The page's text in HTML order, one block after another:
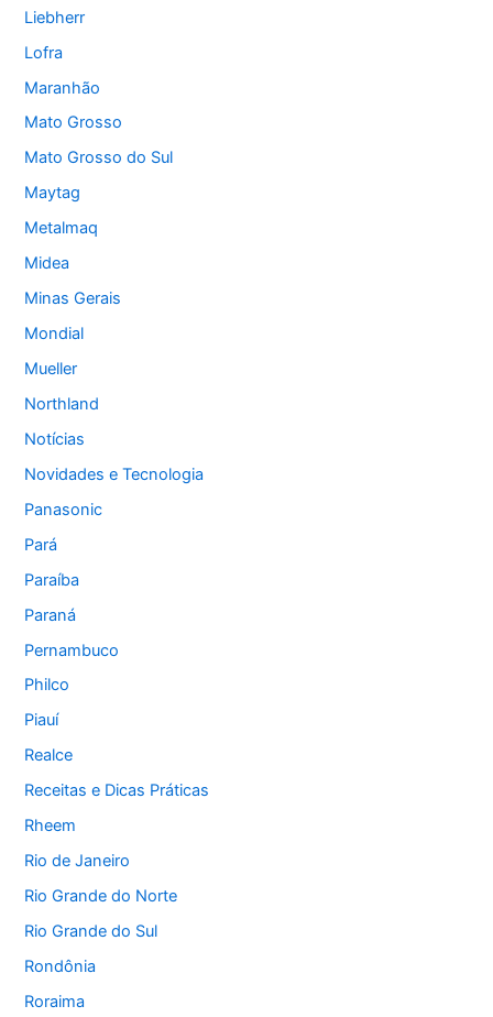
Liebherr
Lofra
Maranhão
Mato Grosso
Mato Grosso do Sul
Maytag
Metalmaq
Midea
Minas Gerais
Mondial
Mueller
Northland
Notícias
Novidades e Tecnologia
Panasonic
Pará
Paraíba
Paraná
Pernambuco
Philco
Piauí
Realce
Receitas e Dicas Práticas
Rheem
Rio de Janeiro
Rio Grande do Norte
Rio Grande do Sul
Rondônia
Roraima